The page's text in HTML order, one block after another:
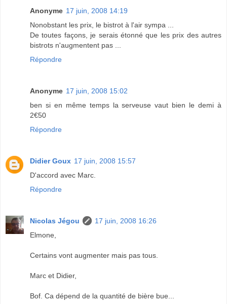
Anonyme 17 juin, 2008 14:19
Nonobstant les prix, le bistrot à l'air sympa ...
De toutes façons, je serais étonné que les prix des autres
bistrots n'augmentent pas ...
Répondre
Anonyme 17 juin, 2008 15:02
ben si en même temps la serveuse vaut bien le demi à
2€50
Répondre
Didier Goux 17 juin, 2008 15:57
D'accord avec Marc.
Répondre
Nicolas Jégou
17 juin, 2008 16:26
Elmone,
Certains vont augmenter mais pas tous.
Marc et Didier,
Bof. Ca dépend de la quantité de bière bue...